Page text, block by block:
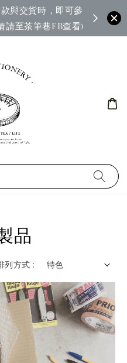
與交貨時，即可參
至茶筆巷FB查看)
◆ 官
品
列方式 :